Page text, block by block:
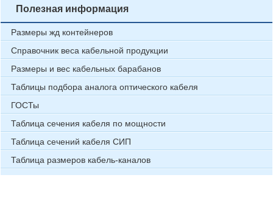
Полезная информация
Размеры жд контейнеров
Справочник веса кабельной продукции
Размеры и вес кабельных барабанов
Таблицы подбора аналога оптического кабеля
ГОСТы
Таблица сечения кабеля по мощности
Таблица сечений кабеля СИП
Таблица размеров кабель-каналов